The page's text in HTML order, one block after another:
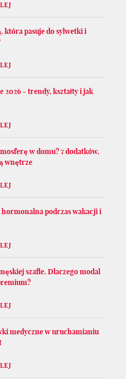
która pasuje do sylwetki i
2026 - trendy, kształty i jak
w domu? 7 dodatków,
wnętrze
podczas wakacji i
szafie. Dlaczego modal
medyczne w uruchamianiu